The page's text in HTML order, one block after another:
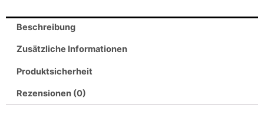
-
Spruch
Mans
Castle
but
Garage
Beschreibung
Zusätzliche Informationen
Produktsicherheit
Rezensionen (0)